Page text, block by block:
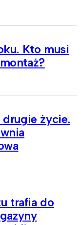
Kto musi
życie.
trafia do